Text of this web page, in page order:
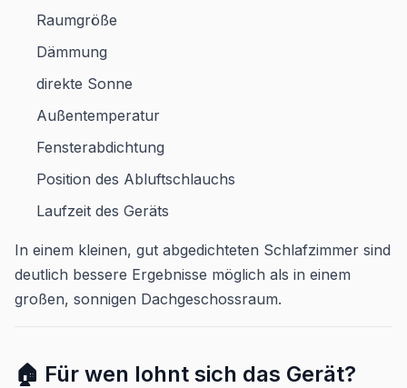
Raumgröße
Dämmung
direkte Sonne
Außentemperatur
Fensterabdichtung
Position des Abluftschlauchs
Laufzeit des Geräts
In einem kleinen, gut abgedichteten Schlafzimmer sind
deutlich bessere Ergebnisse möglich als in einem
großen, sonnigen Dachgeschossraum.
🏠 Für wen lohnt sich das Gerät?